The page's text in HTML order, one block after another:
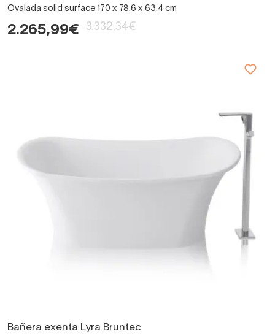
Ovalada solid surface 170 x 78.6 x 63.4 cm
2.265,99€ 3.332,34€
Bañera exenta Lyra Bruntec